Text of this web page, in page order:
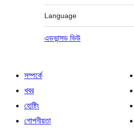
Language
এডভান্সড ভিউ
সম্পর্কে
খবর
হোষ্টিং
গোপনীয়তা